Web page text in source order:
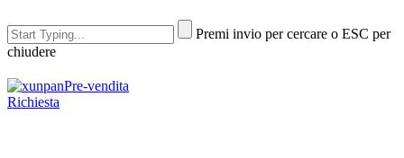
Premi invio per cercare o ESC per
chiudere
Pre-vendita
Richiesta